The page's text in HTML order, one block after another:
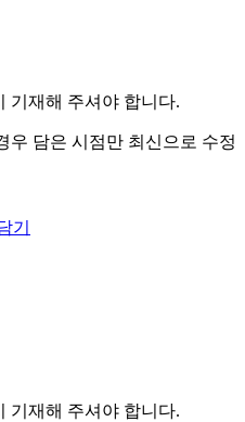
기재해 주셔야 합니다.
우 담은 시점만 최신으로 수정
기
기재해 주셔야 합니다.